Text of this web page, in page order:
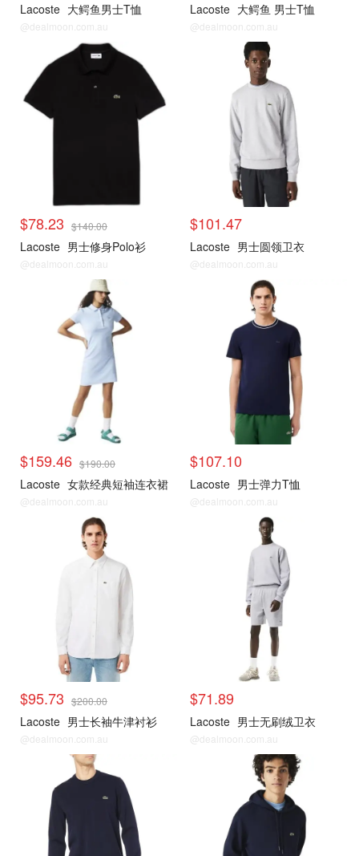
Lacoste 大鳄鱼男士T恤
@dealmoon.com.au
Lacoste 大鳄鱼 男士T恤
@dealmoon.com.au
$78.23 $140.00
Lacoste 男士修身Polo衫
@dealmoon.com.au
$101.47
Lacoste 男士圆领卫衣
@dealmoon.com.au
$159.46 $190.00
Lacoste 女款经典短袖连衣裙
@dealmoon.com.au
$107.10
Lacoste 男士弹力T恤
@dealmoon.com.au
$95.73 $200.00
Lacoste 男士长袖牛津衬衫
@dealmoon.com.au
$71.89
Lacoste 男士无刷绒卫衣
@dealmoon.com.au